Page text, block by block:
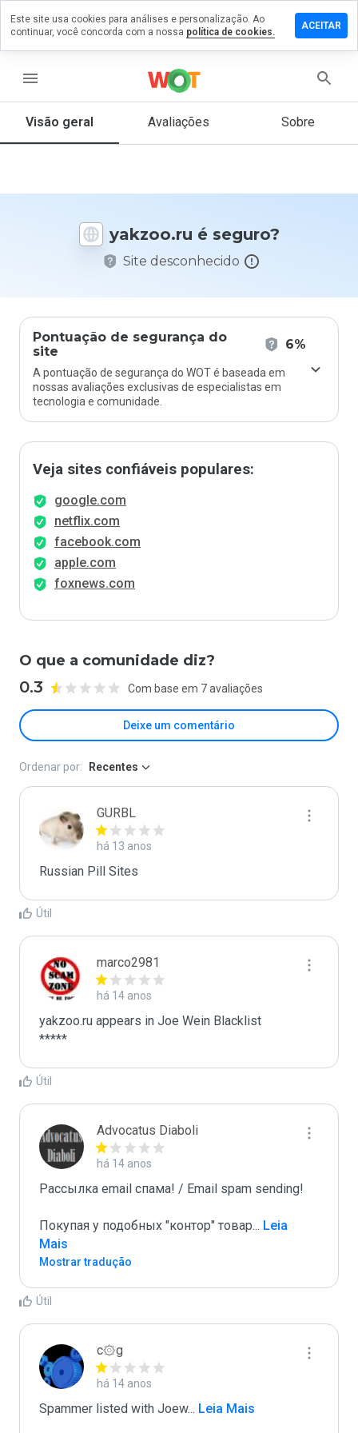
menu
Visão geral Avaliações Sobre
yakzoo.ru é seguro?
Site desconhecido
Pontuação de segurança do
site
6%
A pontuação de segurança do WOT é baseada em
nossas avaliações exclusivas de especialistas em
tecnologia e comunidade.
Veja sites confiáveis populares:
google.com
netflix.com
facebook.com
apple.com
foxnews.com
O que a comunidade diz?
0.3 Com base em 7 avaliações
Deixe um comentário
um
que
Ordenar por: Recentes
GURBL
há 13 anos
Russian Pill Sites
Útil
marco2981
há 14 anos
yakzoo.ru appears in Joe Wein Blacklist
*****
Útil
Advocatus Diaboli
há 14 anos
Рассылка email спама! / Email spam sending!
Покупая у подобных "контор" товар... Leia
Mais
Mostrar tradução
Útil
c۞g
há 14 anos
Spammer listed with Joew... Leia Mais
Este site usa cookies para análises e personalização. Ao
continuar, você concorda com a nossa política de cookies.
ACEITAR